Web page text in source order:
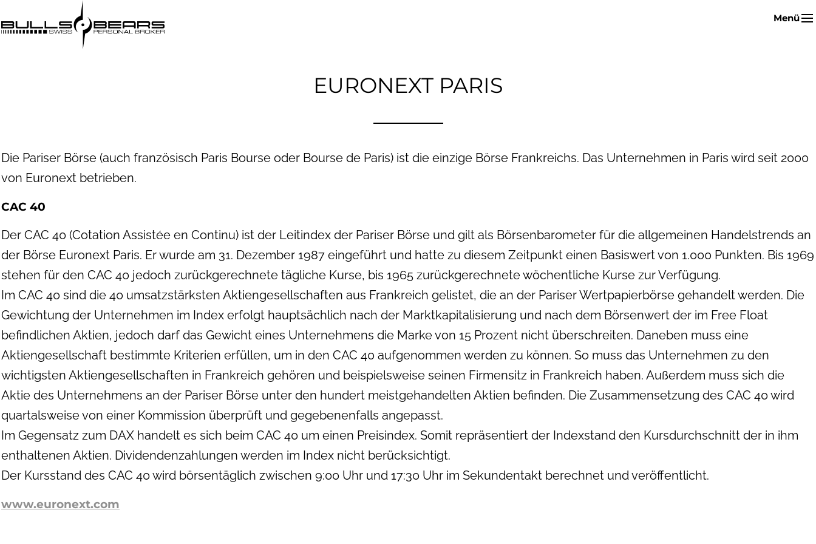
Menü
EURONEXT PARIS
Die Pariser Börse (auch französisch Paris Bourse oder Bourse de Paris) ist die einzige Börse Frankreichs. Das Unternehmen in Paris wird seit 2000
von Euronext betrieben.
CAC 40
Der CAC 40 (Cotation Assistée en Continu) ist der Leitindex der Pariser Börse und gilt als Börsenbarometer für die allgemeinen Handelstrends an
der Börse Euronext Paris. Er wurde am 31. Dezember 1987 eingeführt und hatte zu diesem Zeitpunkt einen Basiswert von 1.000 Punkten. Bis 1969
stehen für den CAC 40 jedoch zurückgerechnete tägliche Kurse, bis 1965 zurückgerechnete wöchentliche Kurse zur Verfügung.
Im CAC 40 sind die 40 umsatzstärksten Aktiengesellschaften aus Frankreich gelistet, die an der Pariser Wertpapierbörse gehandelt werden. Die
Gewichtung der Unternehmen im Index erfolgt hauptsächlich nach der Marktkapitalisierung und nach dem Börsenwert der im Free Float
befindlichen Aktien, jedoch darf das Gewicht eines Unternehmens die Marke von 15 Prozent nicht überschreiten. Daneben muss eine
Aktiengesellschaft bestimmte Kriterien erfüllen, um in den CAC 40 aufgenommen werden zu können. So muss das Unternehmen zu den
wichtigsten Aktiengesellschaften in Frankreich gehören und beispielsweise seinen Firmensitz in Frankreich haben. Außerdem muss sich die
Aktie des Unternehmens an der Pariser Börse unter den hundert meistgehandelten Aktien befinden. Die Zusammensetzung des CAC 40 wird
quartalsweise von einer Kommission überprüft und gegebenenfalls angepasst.
Im Gegensatz zum DAX handelt es sich beim CAC 40 um einen Preisindex. Somit repräsentiert der Indexstand den Kursdurchschnitt der in ihm
enthaltenen Aktien. Dividendenzahlungen werden im Index nicht berücksichtigt.
Der Kursstand des CAC 40 wird börsentäglich zwischen 9:00 Uhr und 17:30 Uhr im Sekundentakt berechnet und veröffentlicht.
www.euronext.com